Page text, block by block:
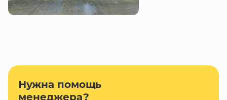
Нужна помощь
менеджера?